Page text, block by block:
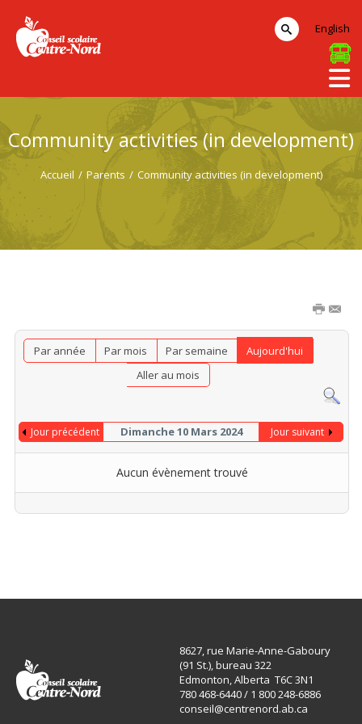
Community activities (in development)
Accueil / Parents / Community activities (in development)
Par année Par mois Par semaine
Aujourd'hui
Aller au mois
Jour précédent Dimanche 10 Mars 2024 Jour suivant
Aucun évènement trouvé
English
8627, rue Marie-Anne-Gaboury
(91 St.), bureau 322
Edmonton, Alberta T6C 3N1
780 468-6440 / 1 800 248-6886
conseil@centrenord.ab.ca